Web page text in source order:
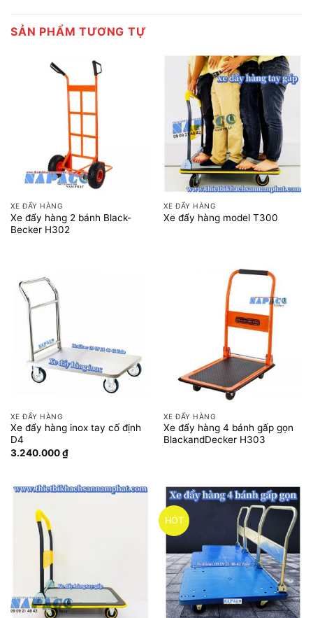
SẢN PHẨM TƯƠNG TỰ
XE ĐẨY HÀNG
Xe đẩy hàng 2 bánh Black-
Becker H302
XE ĐẨY HÀNG
Xe đẩy hàng model T300
XE ĐẨY HÀNG
Xe đẩy hàng inox tay cố định
D4
3.240.000₫
XE ĐẨY HÀNG
Xe đẩy hàng 4 bánh gấp gọn
BlackandDecker H303
HOT